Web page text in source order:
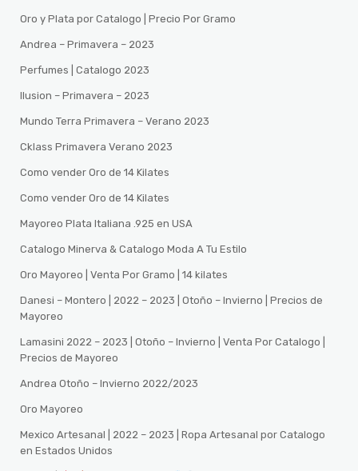
Oro y Plata por Catalogo | Precio Por Gramo
Andrea – Primavera – 2023
Perfumes | Catalogo 2023
Ilusion – Primavera – 2023
Mundo Terra Primavera – Verano 2023
Cklass Primavera Verano 2023
Como vender Oro de 14 Kilates
Como vender Oro de 14 Kilates
Mayoreo Plata Italiana .925 en USA
Catalogo Minerva & Catalogo Moda A Tu Estilo
Oro Mayoreo | Venta Por Gramo | 14 kilates
Danesi – Montero | 2022 – 2023 | Otoño – Invierno | Precios de
Mayoreo
Lamasini 2022 – 2023 | Otoño – Invierno | Venta Por Catalogo |
Precios de Mayoreo
Andrea Otoño – Invierno 2022/2023
Oro Mayoreo
Mexico Artesanal | 2022 – 2023 | Ropa Artesanal por Catalogo
en Estados Unidos